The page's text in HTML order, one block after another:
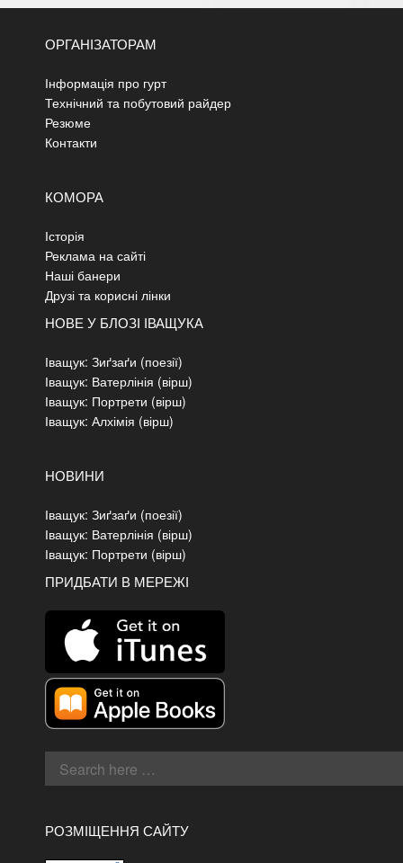
ОРГАНІЗАТОРАМ
Інформація про гурт
Технічний та побутовий райдер
Резюме
Контакти
КОМОРА
Історія
Реклама на сайті
Наші банери
Друзі та корисні лінки
НОВЕ У БЛОЗІ ІВАЩУКА
Іващук: Зиґзаґи (поезії)
Іващук: Ватерлінія (вірш)
Іващук: Портрети (вірш)
Іващук: Алхімія (вірш)
НОВИНИ
Іващук: Зиґзаґи (поезії)
Іващук: Ватерлінія (вірш)
Іващук: Портрети (вірш)
ПРИДБАТИ В МЕРЕЖІ
РОЗМІЩЕННЯ САЙТУ